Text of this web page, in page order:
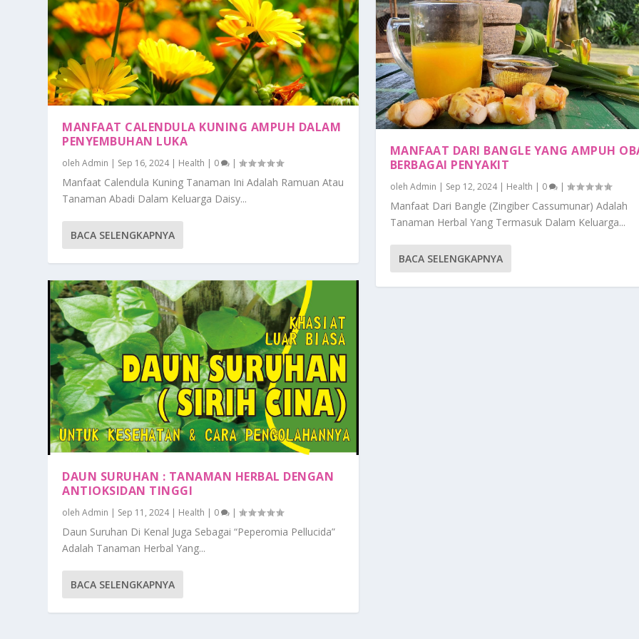
MANFAAT CALENDULA KUNING AMPUH DALAM
PENYEMBUHAN LUKA
olehAdmin | Sep 16, 2024| Health | 0 |
Manfaat Calendula Kuning Tanaman Ini Adalah Ramuan Atau
Tanaman Abadi Dalam Keluarga Daisy...
BACA SELENGKAPNYA
DAUN SURUHAN : TANAMAN HERBAL DENGAN
ANTIOKSIDAN TINGGI
olehAdmin | Sep 11, 2024| Health | 0 |
Daun Suruhan Di Kenal Juga Sebagai “Peperomia Pellucida”
Adalah Tanaman Herbal Yang...
BACA SELENGKAPNYA
MANFAAT DARI BANGLE YANG AMPUH
BERBAGAI PENYAKIT
oleh Admin | Sep 12, 2024| Health | 0 |
Manfaat Dari Bangle (Zingiber Cassumunar) Adalah
Tanaman Herbal Yang Termasuk Dalam Keluarga...
BACA SELENGKAPNYA